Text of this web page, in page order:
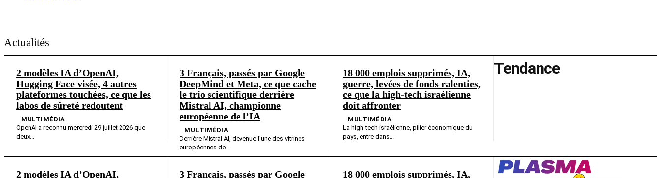
Actualités
2 modèles IA d’OpenAI,
Hugging Face visée, 4 autres
plateformes touchées, ce que les
labos de sûreté redoutent
MULTIMÉDIA
OpenAI a reconnu mercredi 29 juillet 2026 que
deux...
3 Français, passés par Google
DeepMind et Meta, ce que cache
le trio scientifique derrière
Mistral AI, championne
européenne de l’IA
MULTIMÉDIA
Derrière Mistral AI, devenue l'une des vitrines
européennes de...
18 000 emplois supprimés, IA,
guerre, levées de fonds ralenties,
ce que la high-tech israélienne
doit affronter
MULTIMÉDIA
La high-tech israélienne, pilier économique du
pays, entre dans...
Tendance
2 modèles IA d’OpenAI, 3 Français, passés par Google 18 000 emplois supprimés, IA,